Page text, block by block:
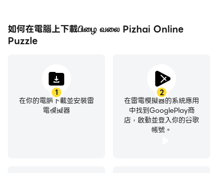
如何在電腦上下載பிழை வலை Pizhai Online
Puzzle
1
在你的電腦下載並安裝雷
電模擬器
2
在雷電模擬器的系統應用
中找到GooglePlay商
店，啟動並登入你的谷歌
帳號。